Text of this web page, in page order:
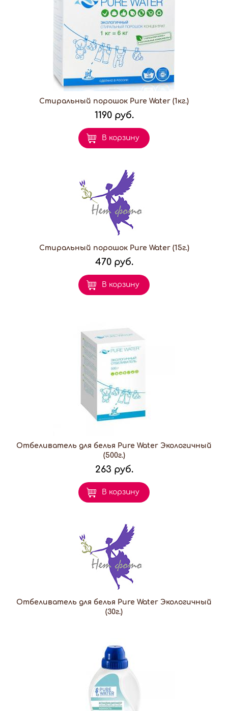
Стиральный порошок Pure Water (1кг.)
1190 руб.
В корзину
Стиральный порошок Pure Water (15г.)
470 руб.
В корзину
Отбеливатель для белья Pure Water Экологичный
(500г.)
263 руб.
В корзину
Отбеливатель для белья Pure Water Экологичный
(30г.)